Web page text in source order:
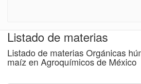
Listado de materias
Listado de materias Orgánicas
maíz en Agroquímicos de México